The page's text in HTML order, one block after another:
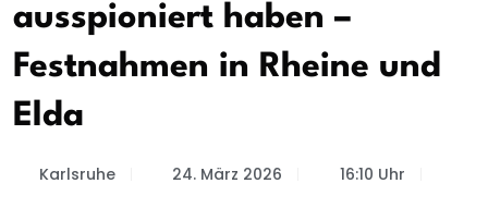
ausspioniert haben –
Festnahmen in Rheine und
Elda
Karlsruhe 24. März 2026 16:10 Uhr